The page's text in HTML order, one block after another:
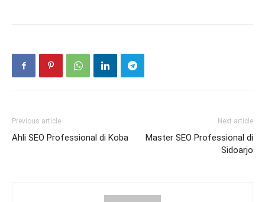
Previous article
Ahli SEO Professional di Koba
Next article
Master SEO Professional di
Sidoarjo